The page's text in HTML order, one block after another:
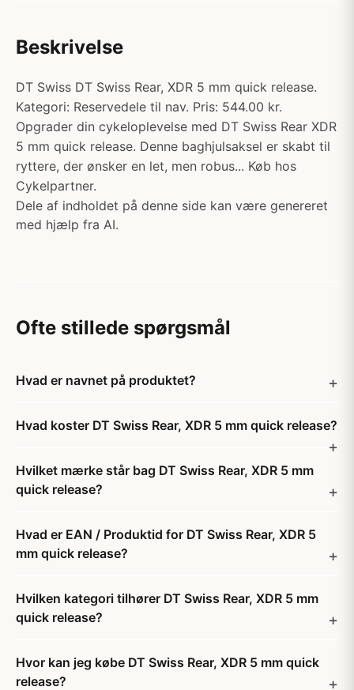
Beskrivelse
DT Swiss DT Swiss Rear, XDR 5 mm quick release.
Kategori: Reservedele til nav. Pris: 544.00 kr.
Opgrader din cykeloplevelse med DT Swiss Rear XDR
5 mm quick release. Denne baghjulsaksel er skabt til
ryttere, der ønsker en let, men robus... Køb hos
Cykelpartner.
Dele af indholdet på denne side kan være genereret
med hjælp fra AI.
Ofte stillede spørgsmål
Hvad er navnet på produktet?
Hvad koster DT Swiss Rear, XDR 5 mm quick release?
Hvilket mærke står bag DT Swiss Rear, XDR 5 mm
quick release?
Hvad er EAN / Produktid for DT Swiss Rear, XDR 5
mm quick release?
Hvilken kategori tilhører DT Swiss Rear, XDR 5 mm
quick release?
Hvor kan jeg købe DT Swiss Rear, XDR 5 mm quick
release?